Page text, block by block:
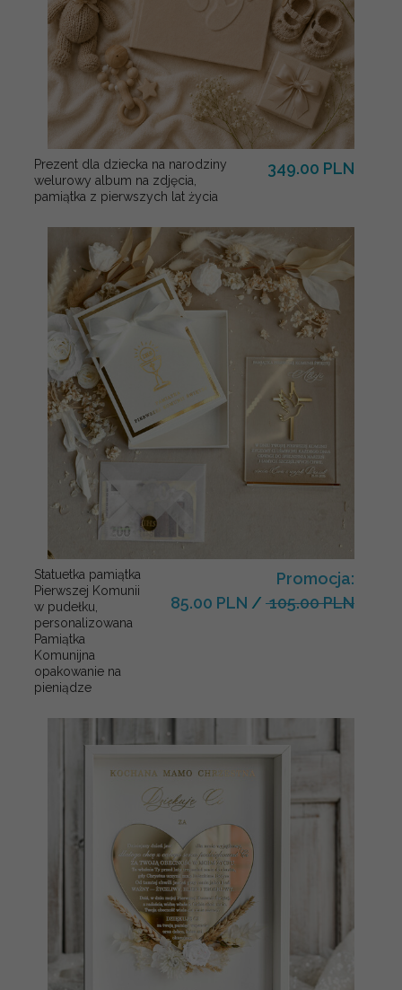
Prezent dla dziecka na narodziny
welurowy album na zdjęcia,
pamiątka z pierwszych lat życia
349.00 PLN
Statuetka pamiątka
Pierwszej Komunii
w pudełku,
personalizowana
Pamiątka
Komunijna
opakowanie na
pieniądze
Promocja:
85.00 PLN / 105.00 PLN